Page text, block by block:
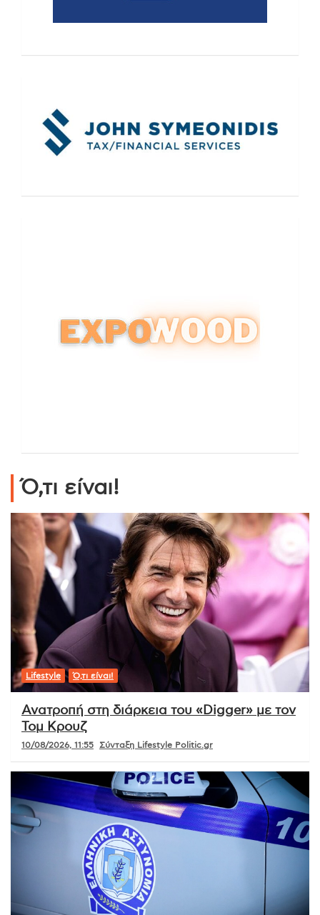
Ό,τι είναι!
Lifestyle Ό,τι είναι!
Ανατροπή στη διάρκεια του «Digger» με τον
Τομ Κρουζ
10/08/2026, 11:55 Σύνταξη Lifestyle Politic.gr